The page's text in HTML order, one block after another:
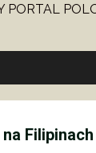
PORTAL
Filipinach